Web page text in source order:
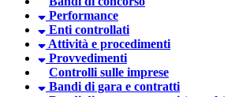
Performance
Enti controllati
Attività e procedimenti
Provvedimenti
Controlli sulle imprese
Bandi di gara e contratti